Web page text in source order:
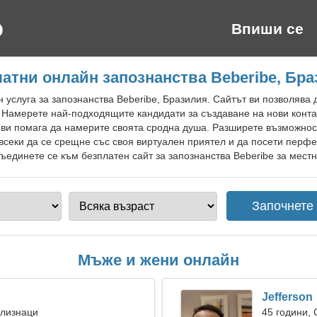
Впиши се
онлайн запознанства Beberibe,
за запознанства Beberibe, Бразилия. Сайтът ви
най-подходящите кандидати за създаване на нови
помага да намерите своята сродна душа. Разширете
да се срещне със своя виртуален приятел и да посети
се към безплатен сайт за запознанства Beberibe за
Мъже и жени онлайн
Jefferson
45 години,